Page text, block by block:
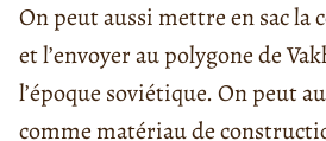
On peut aussi mettre en sac la
et l’envoyer au polygone de
l’époque soviétique. On peut
comme matériau de